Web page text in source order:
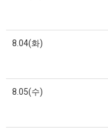
8.04(화)
8.05(수)